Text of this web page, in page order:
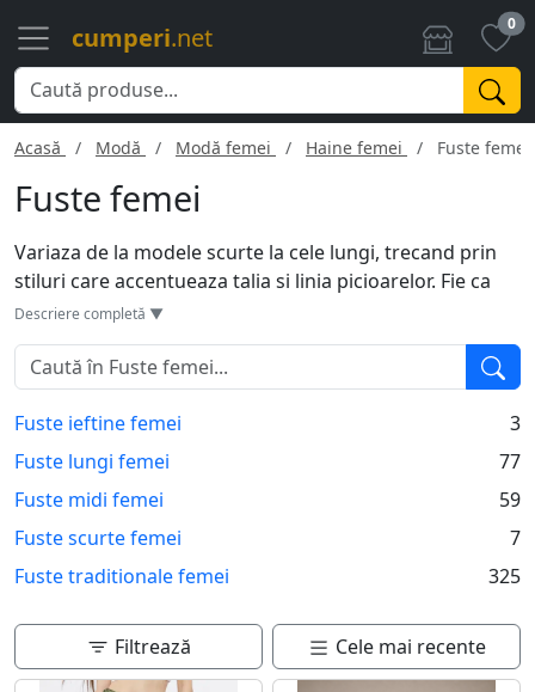
cumperi.net 0
Acasă Modă Modă femei Haine femei Fuste femei
Fuste femei
Variaza de la modele scurte la cele lungi, trecand prin
stiluri care accentueaza talia si linia picioarelor. Fie ca
preferi texturi plisate, drepte sau evazate, fustele ofera
versatilitate oricarui outfit. Desi sunt perfecte pentru
orice sezon, in special in zilele calduroase, confera
confort si stil. Adauga un top simplu sau o camasa si ai
obtinut un look impecabil. Esentiale in garderoba
oricarei femei dornice de eleganta si confort.
Descriere completă ▼
Fuste ieftine femei
3
Fuste lungi femei
77
Fuste midi femei
59
Fuste scurte femei
7
Fuste traditionale femei
325
Filtrează Cele mai recente